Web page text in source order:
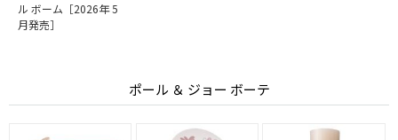
ル ボーム［2026年 5
月発売］
ポール ＆ ジョー ボーテ